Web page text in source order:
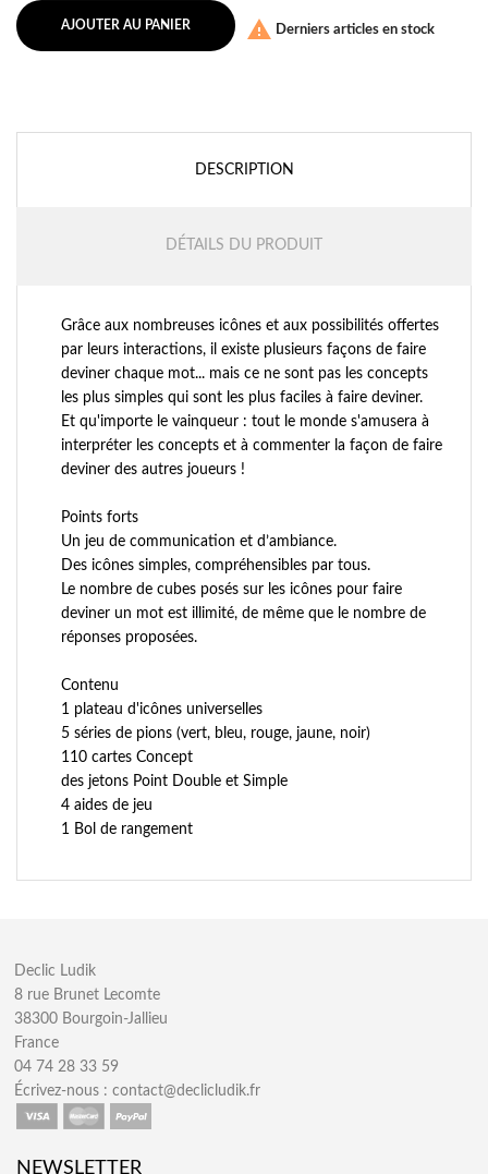
AJOUTER AU PANIER  Derniers articles en stock
DESCRIPTION
DÉTAILS DU PRODUIT
Grâce aux nombreuses icônes et aux possibilités offertes
par leurs interactions, il existe plusieurs façons de faire
deviner chaque mot... mais ce ne sont pas les concepts
les plus simples qui sont les plus faciles à faire deviner.
Et qu'importe le vainqueur : tout le monde s'amusera à
interpréter les concepts et à commenter la façon de faire
deviner des autres joueurs !
Points forts
Un jeu de communication et d’ambiance.
Des icônes simples, compréhensibles par tous.
Le nombre de cubes posés sur les icônes pour faire
deviner un mot est illimité, de même que le nombre de
réponses proposées.
Contenu
1 plateau d'icônes universelles
5 séries de pions (vert, bleu, rouge, jaune, noir)
110 cartes Concept
des jetons Point Double et Simple
4 aides de jeu
1 Bol de rangement
Declic Ludik
8 rue Brunet Lecomte
38300 Bourgoin-Jallieu
France
04 74 28 33 59
Écrivez-nous :contact@declicludik.fr
NEWSLETTER